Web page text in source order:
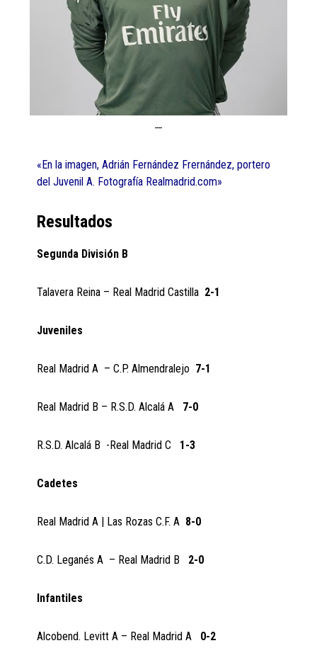
«En la imagen, Adrián Fernández Frernández, portero
del Juvenil A. Fotografía Realmadrid.com»
Resultados
Segunda División B
Talavera Reina – Real Madrid Castilla 2-1
Juveniles
Real Madrid A – C.P. Almendralejo 7-1
Real Madrid B – R.S.D. Alcalá A 7-0
R.S.D. Alcalá B -Real Madrid C 1-3
Cadetes
Real Madrid A | Las Rozas C.F. A 8-0
C.D. Leganés A – Real Madrid B 2-0
Infantiles
Alcobend. Levitt A – Real Madrid A 0-2